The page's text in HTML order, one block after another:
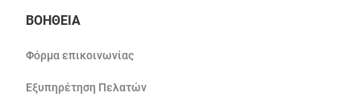
ΒΟΗΘΕΙΑ
Φόρμα επικοινωνίας
Εξυπηρέτηση Πελατών